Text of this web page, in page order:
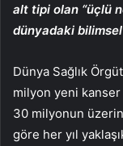
alt tipi olan “üçlü
dünyadaki
Dünya Sağlık
milyon yeni kanser
30 milyonun
göre her yıl